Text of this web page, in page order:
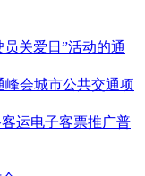
关爱日”活动的通
峰会城市公共交通项
运电子客票推广普